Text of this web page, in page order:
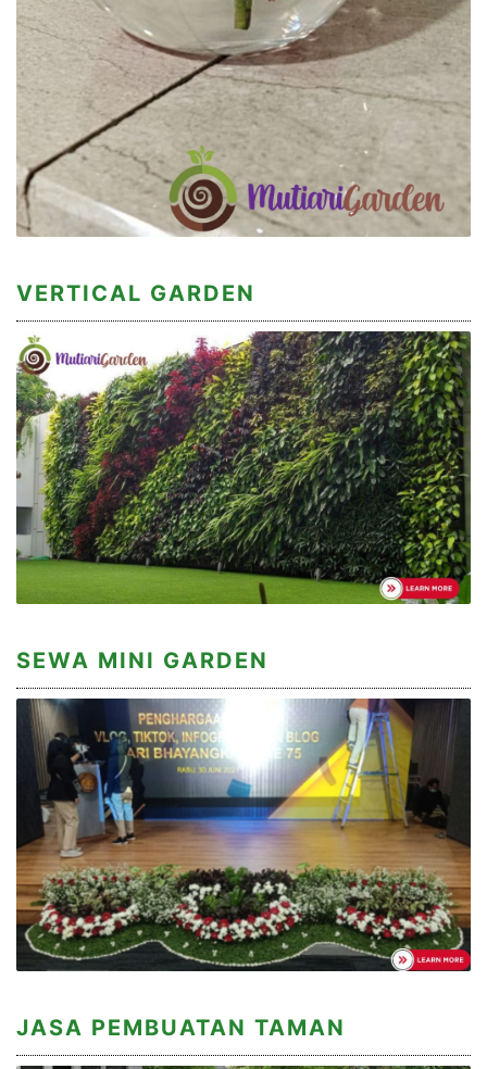
VERTICAL GARDEN
SEWA MINI GARDEN
JASA PEMBUATAN TAMAN